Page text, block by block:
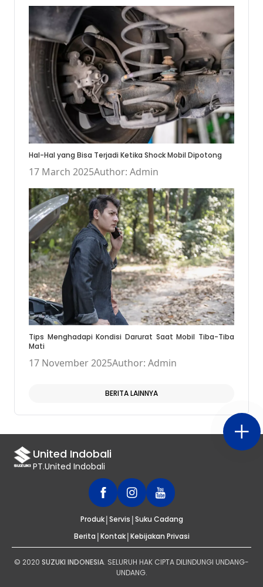
Hal-Hal yang Bisa Terjadi Ketika Shock Mobil Dipotong
17 March 2025Author: Admin
Tips Menghadapi Kondisi Darurat Saat Mobil Tiba-Tiba
Mati
17 November 2025Author: Admin
BERITA LAINNYA
United Indobali
PT.United Indobali
Produk|Servis |Suku Cadang
Berita |Kontak|Kebijakan Privasi
© 2020 SUZUKI INDONESIA. SELURUH HAK CIPTA DILINDUNGI UNDANG-
UNDANG.